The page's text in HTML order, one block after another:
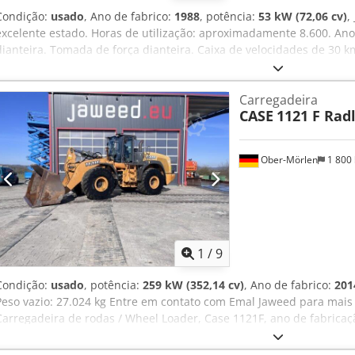
usado, Ano de fabrico: 1988, potência: 53 kW (72,06 cv),
estado. Horas de utilização: aproximadamente 8.600.
Tomada de força dianteira. Caixa de velocidades de 30
Localização: [informação ausente]. Crodjzdmutspfx Acmjf
1 /9
Ober-Mörlen 1 800
Carregadeira
CASE 1121 F
usado, potência: 259 kW (352,14 cv), Ano de fabrico:
vazio: 27.024 kg Entre em contato com Emal Jaweed para
de rodas / Wheel Loader, Case 1121F, ano de
comprimento: 8.960 mm, largura: 2.990 mm, altura: 3.570 mm,
Case, potência do motor: 239 kW, ar-condicionado,